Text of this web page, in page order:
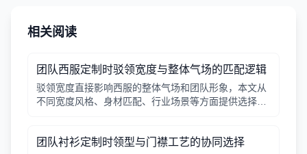
相关阅读
团队西服定制时驳领宽度与整体气场的匹配逻辑
驳领宽度直接影响西服的整体气场和团队形象，本文从
不同宽度风格、身材匹配、行业场景等方面提供选择逻
团队衬衫定制时领型与门襟工艺的协同选择